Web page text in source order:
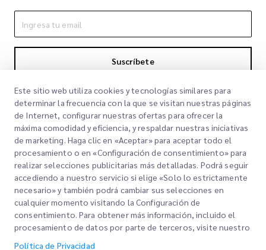
Suscríbete
Al suscribirte aceptas nuestra Política de Privacidad Política de
Privacidad
Links Rápidos
Oficinas
Corporativo
Este sitio web utiliza cookies y tecnologías similares para
determinar la frecuencia con la que se visitan nuestras páginas
de Internet, configurar nuestras ofertas para ofrecer la
máxima comodidad y eficiencia, y respaldar nuestras iniciativas
de marketing. Haga clic en «Aceptar» para aceptar todo el
procesamiento o en «Configuración de consentimiento» para
realizar selecciones publicitarias más detalladas. Podrá seguir
accediendo a nuestro servicio si elige «Solo lo estrictamente
necesario» y también podrá cambiar sus selecciones en
cualquier momento visitando la Configuración de
consentimiento. Para obtener más información, incluido el
procesamiento de datos por parte de terceros, visite nuestro
Política de Privacidad